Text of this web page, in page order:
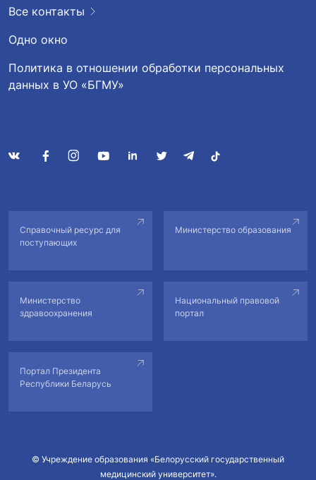
Все контакты
Одно окно
Политика в отношении обработки персональных
данных в УО «БГМУ»
Справочный ресурс для
поступающих
Министерство образования
Министерство
здравоохранения
Национальный правовой
портал
Портал Президента
Республики Беларусь
© Учреждение образования «Белорусский государственный
медицинский университет».